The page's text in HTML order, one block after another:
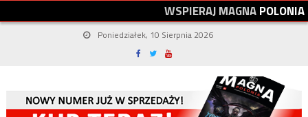
WSPIERAJMAGNAPOLONIA
Poniedziałek, 10 Sierpnia 2026